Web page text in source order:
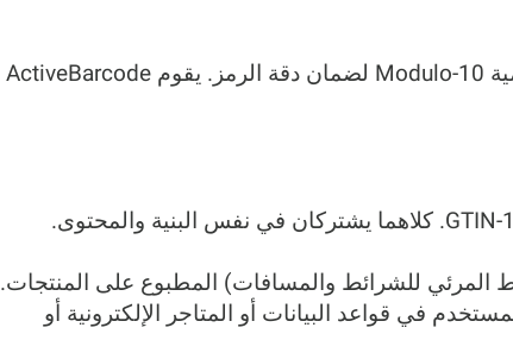
ويتم حسابه تلقائيًا باستخدام خوارزمية Modulo-10 لضمان دقة الرمز. يقوم ActiveBarcode
المرئي للشرائط والمسافات) المطبوع على المنتجات.
الرقمي المكون من 12 رقمًا المستخدم في قواعد البيانات أو المتاجر الإلكترونية أو